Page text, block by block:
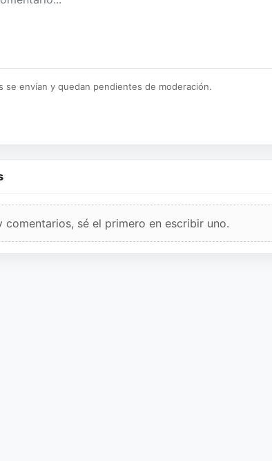
se envían y quedan pendientes de moderación.
comentarios, sé el primero en escribir uno.